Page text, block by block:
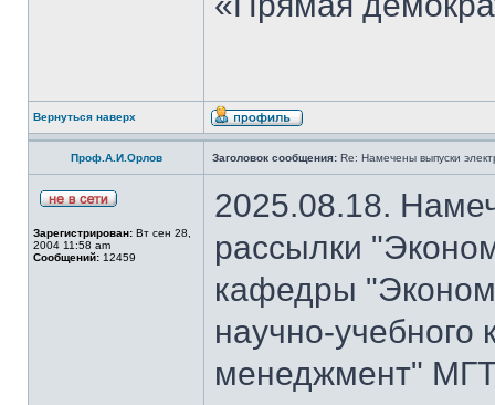
Вернуться наверх
Проф.А.И.Орлов Заголовок сообщения: Re: Намечены выпуски
Зарегистрирован: Вт сен 28,
2004 11:58 am
Сообщений: 12459
2025.08.18.
рассылки
кафедры
научно-
менеджмент"